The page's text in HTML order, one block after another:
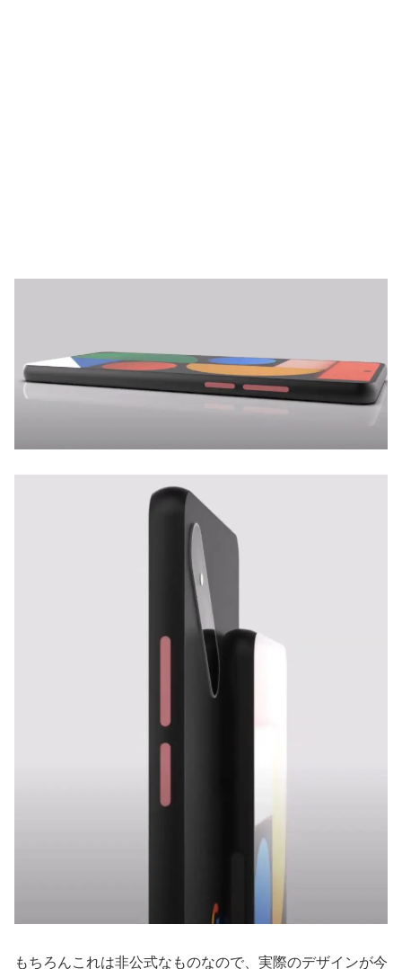
もちろんこれは非公式なものなので、実際のデザインが今